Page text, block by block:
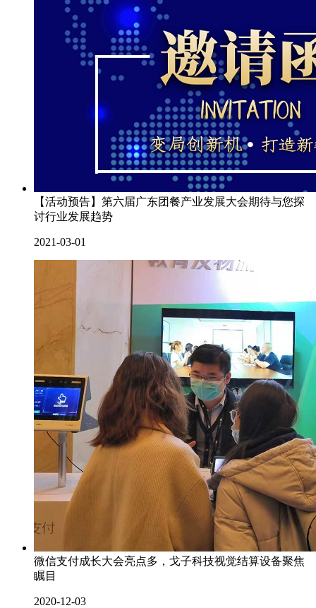
【活动预告】第六届广东团餐产业发展大会期待与您探
讨行业发展趋势
2021-03-01
微信支付成长大会亮点多，戈子科技视觉结算设备聚焦
瞩目
2020-12-03